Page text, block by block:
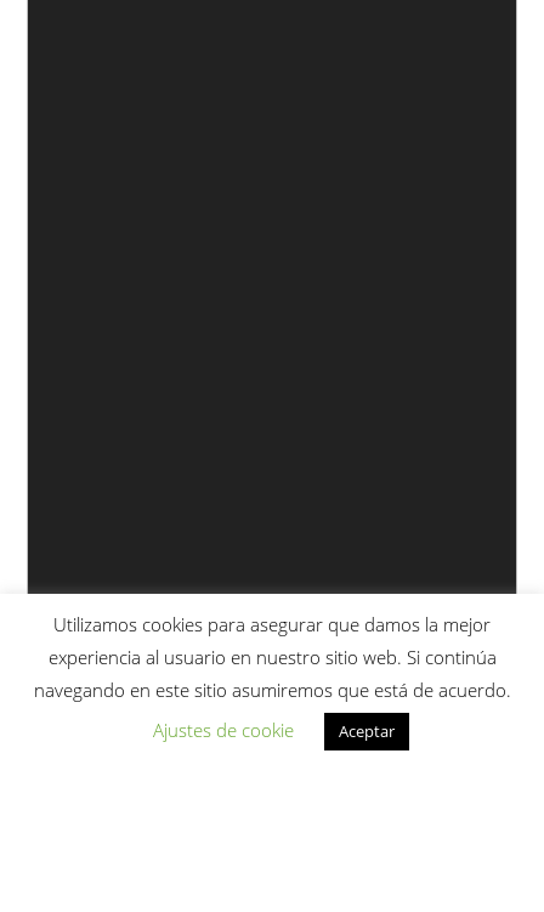
Utilizamos cookies para asegurar que damos la mejor
experiencia al usuario en nuestro sitio web. Si continúa
navegando en este sitio asumiremos que está de acuerdo.
Ajustes de cookie
Aceptar